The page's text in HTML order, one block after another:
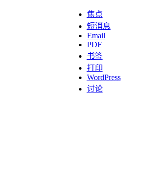
焦点
短消息
Email
PDF
书签
打印
WordPress
讨论